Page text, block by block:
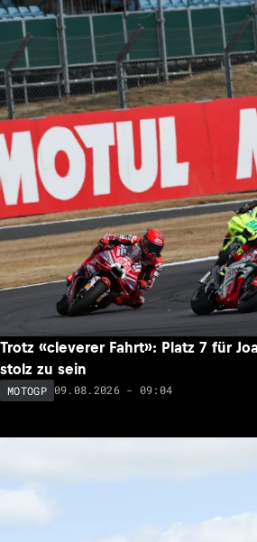
Trotz «cleverer Fahrt»: Platz 7 für
stolz zu sein
MOTOGP 09.08.2026 - 09:04